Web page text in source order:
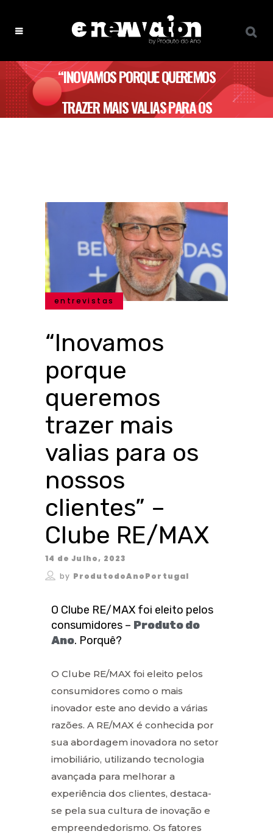
“INOVAMOS PORQUE QUEREMOS
TRAZER MAIS VALIAS PARA OS
entrevistas
“Inovamos
porque
queremos
trazer mais
valias para os
nossos
clientes” –
Clube RE/MAX
14 de Julho, 2023
by ProdutodoAnoPortugal
O Clube RE/MAX foi eleito pelos
consumidores – Produto do
Ano. Porquê?
O Clube RE/MAX foi eleito pelos
consumidores como o mais
inovador este ano devido a várias
razões. A RE/MAX é conhecida por
sua abordagem inovadora no setor
imobiliário, utilizando tecnologia
avançada para melhorar a
experiência dos clientes, destaca-
se pela sua cultura de inovação e
empreendedorismo. Os fatores